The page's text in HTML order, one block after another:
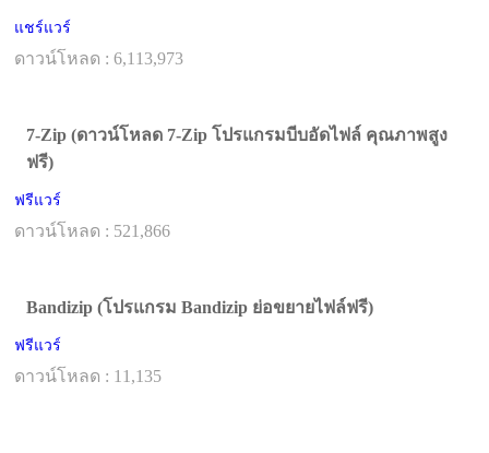
แชร์แวร์
ดาวน์โหลด : 6,113,973
7-Zip (ดาวน์โหลด 7-Zip โปรแกรมบีบอัดไฟล์ คุณภาพสูง
ฟรี)
ฟรีแวร์
ดาวน์โหลด : 521,866
Bandizip (โปรแกรม Bandizip ย่อขยายไฟล์ฟรี)
ฟรีแวร์
ดาวน์โหลด : 11,135